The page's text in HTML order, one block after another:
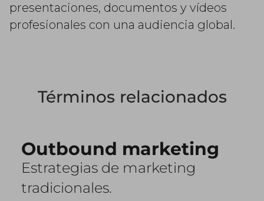
presentaciones, documentos y vídeos
profesionales con una audiencia global.
Términos relacionados
Outbound marketing
Estrategias de marketing
tradicionales.